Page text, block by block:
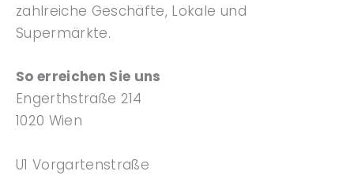
zahlreiche Geschäfte, Lokale und
Supermärkte.
So erreichen Sie uns
Engerthstraße 214
1020 Wien
U1 Vorgartenstraße